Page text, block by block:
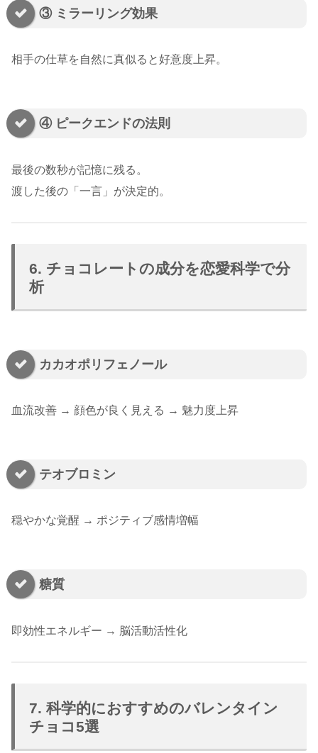
③ ミラーリング効果
相手の仕草を自然に真似ると好意度上昇。
④ ピークエンドの法則
最後の数秒が記憶に残る。
渡した後の「一言」が決定的。
6. チョコレートの成分を恋愛科学で分
析
カカオポリフェノール
血流改善 → 顔色が良く見える → 魅力度上昇
テオブロミン
穏やかな覚醒 → ポジティブ感情増幅
糖質
即効性エネルギー → 脳活動活性化
7. 科学的におすすめのバレンタイン
チョコ5選